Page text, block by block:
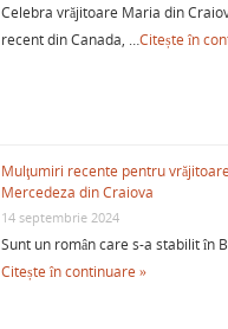
Celebra vrăjitoare Maria din
recent din Canada, …Citește în
Mulţumiri recente pentru
Mercedeza din Craiova
14 septembrie 2024
Sunt un român care s-a stabilit în
Citește în continuare »